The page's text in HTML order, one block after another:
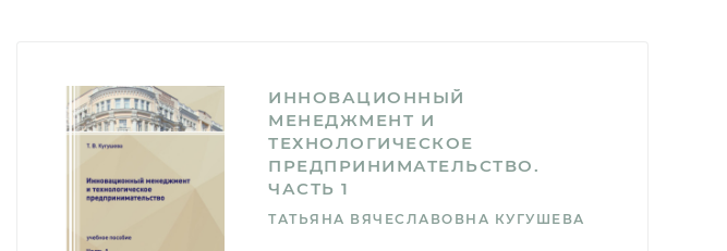
ИННОВАЦИОННЫЙ
МЕНЕДЖМЕНТ И
ТЕХНОЛОГИЧЕСКОЕ
ПРЕДПРИНИМАТЕЛЬСТВО.
ЧАСТЬ 1
ТАТЬЯНА ВЯЧЕСЛАВОВНА КУГУШЕВА